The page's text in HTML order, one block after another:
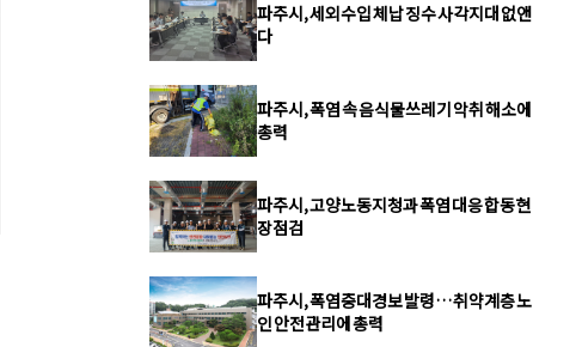
파주시, 세외수입 체납 징수 사각지대 없앤
다
파주시, 폭염 속 음식물쓰레기 악취 해소에
총력
파주시, 고양노동지청과 폭염 대응 합동 현
장점검
파주시, 폭염중대경보 발령… 취약계층 노
인 안전관리에 총력